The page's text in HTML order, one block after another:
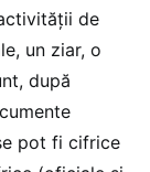
de
un ziar, o
după
pot fi cifrice